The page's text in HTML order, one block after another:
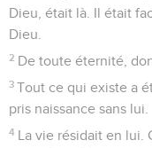
Dieu, était là. Il était
Dieu.
2 De toute éternité,
3 Tout ce qui existe a
pris naissance sans lui.
4 La vie résidait en lui.